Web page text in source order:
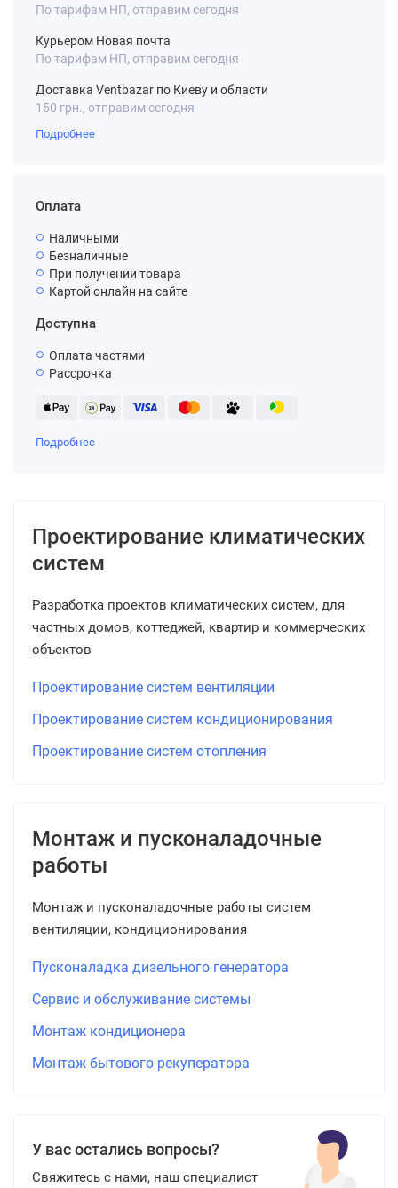
По тарифам НП, отправим сегодня
Курьером Новая почта
По тарифам НП, отправим сегодня
Доставка Ventbazar по Киеву и области
150 грн., отправим сегодня
Подробнее
Оплата
Наличными
Безналичные
При получении товара
Картой онлайн на сайте
Доступна
Оплата частями
Рассрочка
Подробнее
Проектирование климатических
систем
Разработка проектов климатических систем, для
частных домов, коттеджей, квартир и коммерческих
объектов
Проектирование систем вентиляции
Проектирование систем кондиционирования
Проектирование систем отопления
Монтаж и пусконаладочные
работы
Монтаж и пусконаладочные работы систем
вентиляции, кондиционирования
Пусконаладка дизельного генератора
Сервис и обслуживание системы
Монтаж кондиционера
Монтаж бытового рекуператора
У вас остались вопросы?
Свяжитесь с нами, наш специалист